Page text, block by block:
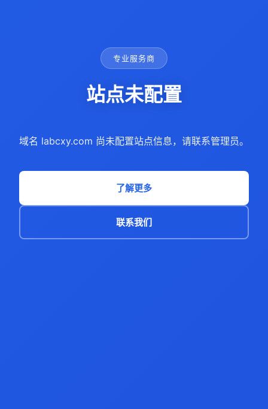
专业服务商
站点未配置
域名 labcxy.com 尚未配置站点信息，请联系管理员。
了解更多
联系我们